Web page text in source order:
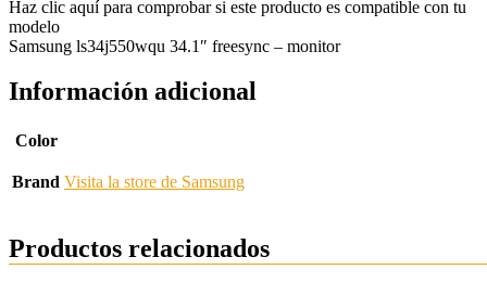
Haz clic aquí para comprobar si este producto es compatible con tu
modelo
Samsung ls34j550wqu 34.1″ freesync – monitor
Información adicional
Color
Brand Visita la store de Samsung
Productos relacionados